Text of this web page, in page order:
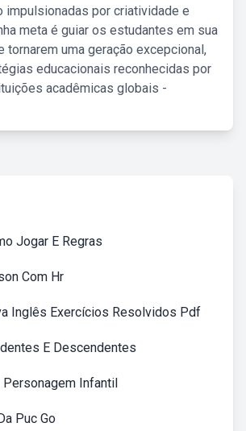
impulsionadas por criatividade e
meta é guiar os estudantes em sua
tornarem uma geração excepcional,
educacionais reconhecidas por
acadêmicas globais -
Jogar E Regras
Com Hr
Inglês Exercícios Resolvidos Pdf
E Descendentes
Infantil
Puc Go